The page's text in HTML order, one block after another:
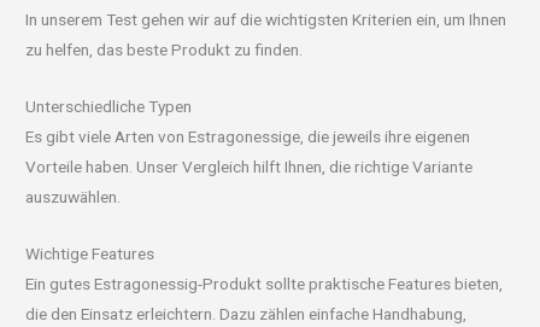
In unserem Test gehen wir auf die wichtigsten Kriterien ein, um Ihnen
zu helfen, das beste Produkt zu finden.
Unterschiedliche Typen
Es gibt viele Arten von Estragonessige, die jeweils ihre eigenen
Vorteile haben. Unser Vergleich hilft Ihnen, die richtige Variante
auszuwählen.
Wichtige Features
Ein gutes Estragonessig-Produkt sollte praktische Features bieten,
die den Einsatz erleichtern. Dazu zählen einfache Handhabung,